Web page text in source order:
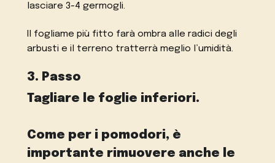
lasciare 3-4 germogli.
Il fogliame più fitto farà ombra alle radici degli
arbusti e il terreno tratterrà meglio l’umidità.
3. Passo
Tagliare le foglie inferiori.
Come per i pomodori, è
importante rimuovere anche le